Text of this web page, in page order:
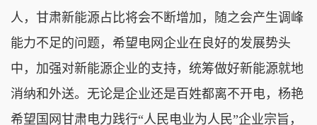
人，甘肃新能源占比将会不断增加，随之会产生调峰
能力不足的问题，希望电网企业在良好的发展势头
中，加强对新能源企业的支持，统筹做好新能源就地
消纳和外送。无论是企业还是百姓都离不开电，杨艳
希望国网甘肃电力践行“人民电业为人民”企业宗旨，